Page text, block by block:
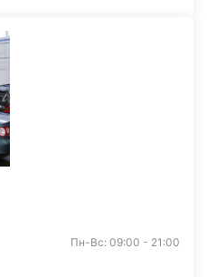
Пн-Вс: 09:00 - 21:00